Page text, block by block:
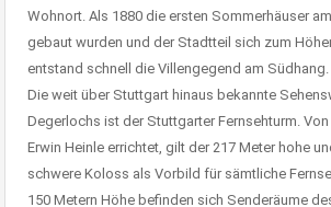
Wohnort. Als 1880 die ersten Sommerhäuser
gebaut wurden und der Stadtteil sich zum
entstand schnell die Villengegend am Südhang.
Die weit über Stuttgart hinaus bekannte
Degerlochs ist der Stuttgarter Fernsehturm.
Erwin Heinle errichtet, gilt der 217 Meter hohe
schwere Koloss als Vorbild für sämtliche
150 Metern Höhe befinden sich Senderäume